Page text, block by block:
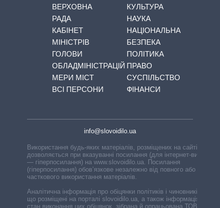
ВЕРХОВНА
РАДА
КАБІНЕТ
МІНІСТРІВ
ГОЛОВИ
ОБЛАДМІНІСТРАЦІЙ
МЕРИ МІСТ
ВСІ ПЕРСОНИ
КУЛЬТУРА
НАУКА
НАЦІОНАЛЬНА
БЕЗПЕКА
ПОЛІТИКА
ПРАВО
СУСПІЛЬСТВО
ФІНАНСИ
info@slovoidilo.ua
Використання будь-яких матеріалів, розміщених на сайті,
дозволяється при вказуванні посилання (для інтернет-видань
— гіперпосилання) на www.slovoidilo.ua. Посилання
(гіперпосилання) обов’язкове незалежно від повного або
часткового використання матеріалів.
Аналітична інформація про обіцянки політиків і чиновників,
що розміщені на порталі slovoidilo.ua, а також інформація про
стан виконання цих обіцянок, зібрана й опрацьована ТОВ «ІА